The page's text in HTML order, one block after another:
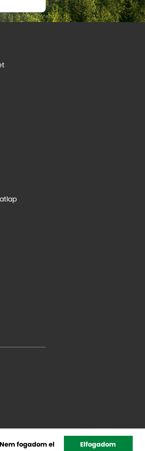
Nem fogadom el Elfogadom